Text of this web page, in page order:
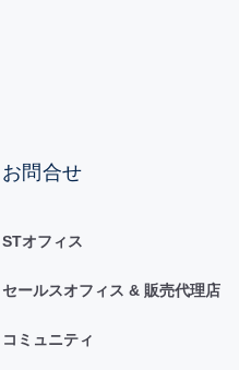
お問合せ
STオフィス
セールスオフィス & 販売代理店
コミュニティ